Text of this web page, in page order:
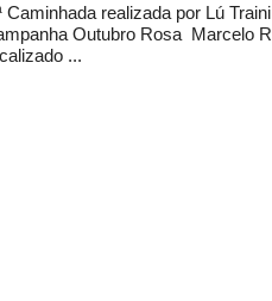
Caminhada realizada por Lú
Outubro Rosa Marcelo
...